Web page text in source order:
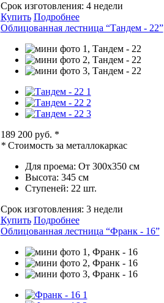
Срок изготовления: 4 недели
Купить Подробнее
Облицованная лестница “Тандем - 22”
189 200 руб. *
*Стоимость за металлокаркас
Для проема: От 300х350 см
Высота: 345 см
Ступеней: 22 шт.
Срок изготовления: 3 недели
Купить Подробнее
Облицованная лестница “Франк - 16”